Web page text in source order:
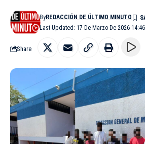
Last Updated: 17 De Marzo De 2026 14:46
ByREDACCIÓN DE ÚLTIMO MINUTO
Share